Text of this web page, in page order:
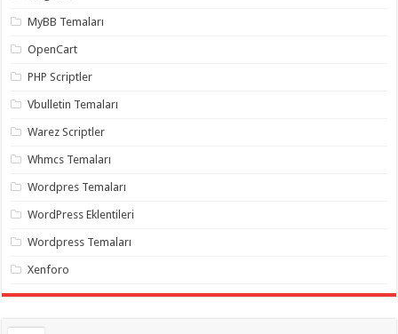
gaziantep
gaziantep
gaziantep
twitter
hilesi ,
takipçi
instagram
hilesi ,
MyBB Temaları
OpenCart
PHP Scriptler
Vbulletin Temaları
Warez Scriptler
Whmcs Temaları
Wordpres Temaları
WordPress Eklentileri
Wordpress Temaları
Xenforo